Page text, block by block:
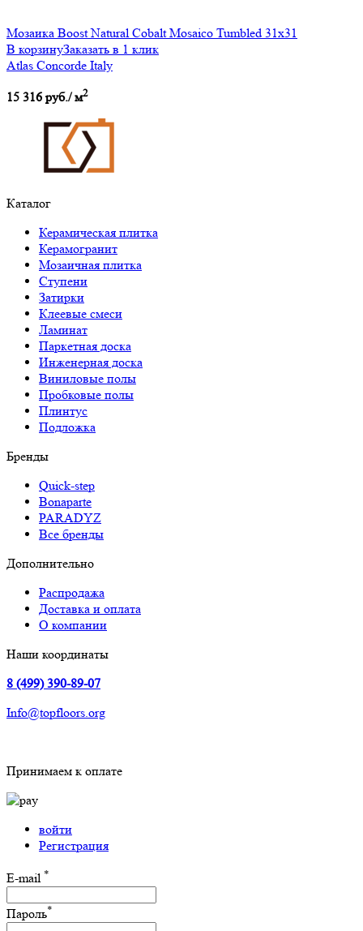
Мозаика Boost Natural Cobalt Mosaico Tumbled 31x31
В корзинуЗаказать в 1 клик
Atlas Concorde Italy
15 316 руб./ м2
Каталог
Керамическая плитка
Керамогранит
Мозаичная плитка
Ступени
Затирки
Клеевые смеси
Ламинат
Паркетная доска
Инженерная доска
Виниловые полы
Пробковые полы
Плинтус
Подложка
Бренды
Quick-step
Bonaparte
PARADYZ
Все бренды
Дополнительно
Распродажа
Доставка и оплата
О компании
Наши координаты
8 (499) 390-89-07
Info@topfloors.org
Принимаем к оплате
войти
Регистрация
E-mail *
Пароль*